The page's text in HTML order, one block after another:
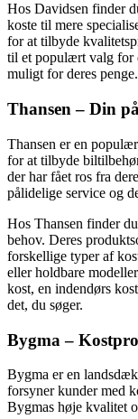
Hos Davidsen finder
koste til mere
for at tilbyde
til et populært valg for
muligt for deres penge.
Thansen – Din
Thansen er en
for at tilbyde
der har fået ros fra
pålidelige service og
Hos Thansen finder
behov. Deres
forskellige typer af
eller holdbare
kost, en indendørs
det, du søger.
Bygma –
Bygma er en
forsyner kunder med
Bygmas høje kvalitet